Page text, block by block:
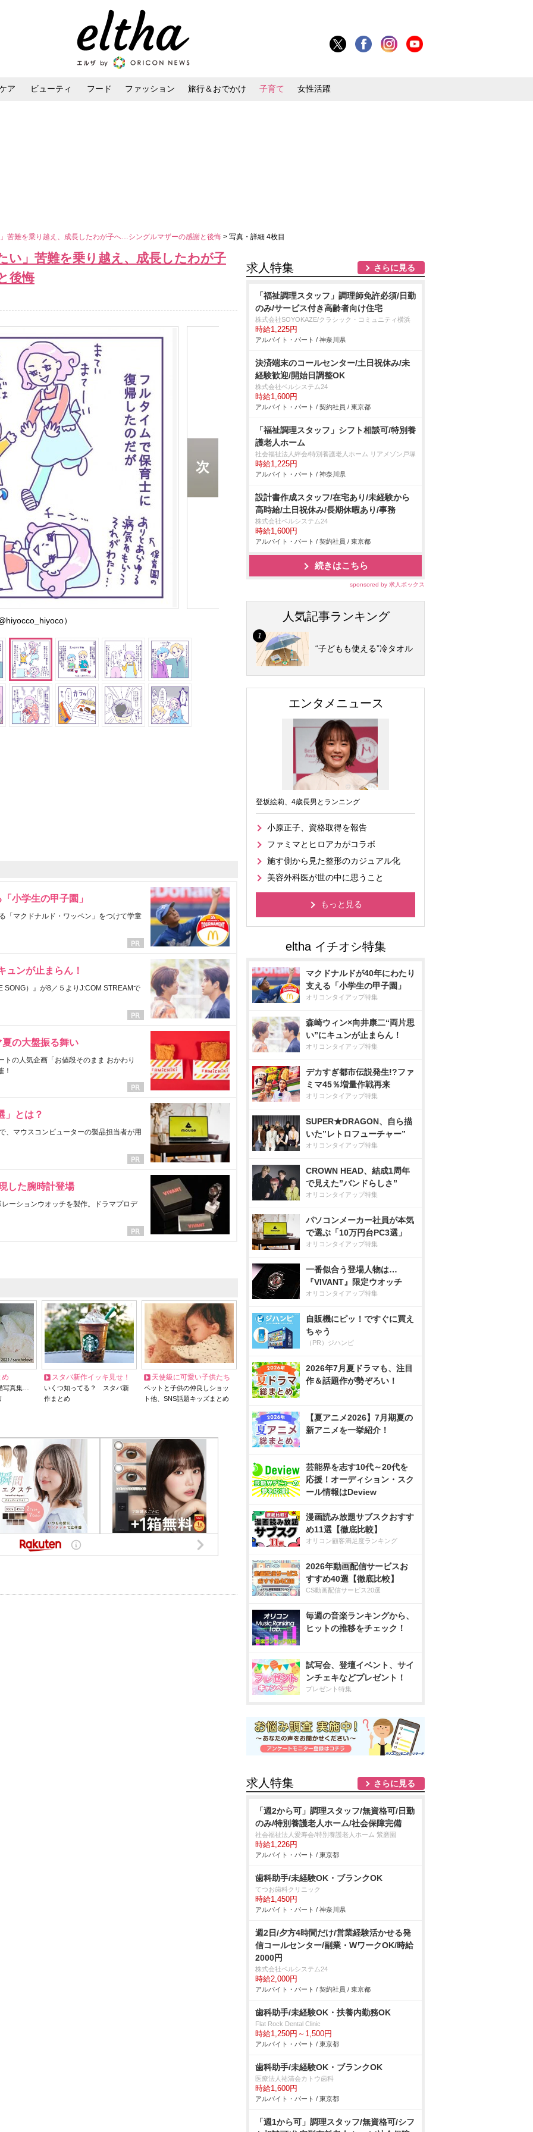
ア ビューティ フード ファッション 旅行＆おでかけ 子育て 女性活躍
苦難を乗り越え、成長したわが子へ…シングルマザーの感謝と後悔 > 写真・詳細 4枚目
い」苦難を乗り越え、成長したわが子
後悔
）
小学生の甲子園」
「マクドナルド・ワッペン」をつけて学童
ュンが止まらん！
SONG）』が8／５よりJ:COM STREAMで
の大盤振る舞い
の人気企画「お値段そのまま おかわり
！
」とは？
、マウスコンピューターの製品担当者が用
した腕時計登場
ーションウオッチを製作。ドラマプロデ
め
写真集…
スタバ新作イッキ見せ！
いくつ知ってる？ スタバ新
作まとめ
天使級に可愛い子供たち
ペットと子供の仲良しショッ
ト他、SNS話題キッズまとめ
求人特集 さらに見る
「福祉調理スタッフ」調理師免許必須/日勤
のみ/サービス付き高齢者向け住宅
株式会社SOYOKAZE/クラシック・コミュニティ横浜
時給1,225円
アルバイト・パート / 神奈川県
決済端末のコールセンター/土日祝休み/未
経験歓迎/開始日調整OK
株式会社ベルシステム24
時給1,600円
アルバイト・パート / 契約社員 / 東京都
「福祉調理スタッフ」シフト相談可/特別養
護老人ホーム
社会福祉法人絆会/特別養護老人ホーム リアメゾン戸塚
時給1,225円
アルバイト・パート / 神奈川県
設計書作成スタッフ/在宅あり/未経験から
高時給/土日祝休み/長期休暇あり/事務
株式会社ベルシステム24
時給1,600円
アルバイト・パート / 契約社員 / 東京都
続きはこちら
sponsored by 求人ボックス
人気記事ランキング
“子どもも使える”冷タオル
エンタメニュース
登坂絵莉、4歳長男とランニング
小原正子、資格取得を報告
ファミマとヒロアカがコラボ
施す側から見た整形のカジュアル化
美容外科医が世の中に思うこと
もっと見る
マクドナルドが40年にわたり
支える「小学生の甲子園」
オリコンタイアップ特集
森崎ウィン×向井康二“両片思
い”にキュンが止まらん！
オリコンタイアップ特集
デカすぎ都市伝説発生!?ファ
ミマ45％増量作戦再来
オリコンタイアップ特集
SUPER★DRAGON、自ら描
いた”レトロフューチャー”
オリコンタイアップ特集
CROWN HEAD、結成1周年
で見えた”バンドらしさ”
オリコンタイアップ特集
パソコンメーカー社員が本気
で選ぶ「10万円台PC3選」
オリコンタイアップ特集
一番似合う登場人物は…
『VIVANT』限定ウオッチ
オリコンタイアップ特集
自販機にピッ！ですぐに買え
ちゃう
（PR）ジハンピ
2026年7月夏ドラマも、注目
作＆話題作が勢ぞろい！
【夏アニメ2026】7月期夏の
新アニメを一挙紹介！
芸能界を志す10代～20代を
応援！オーディション・スク
ール情報はDeview
漫画読み放題サブスクおすす
め11選【徹底比較】
オリコン顧客満足度ランキング
2026年動画配信サービスお
すすめ40選【徹底比較】
CS動画配信サービス20選
毎週の音楽ランキングから、
ヒットの推移をチェック！
試写会、登壇イベント、サイ
ンチェキなどプレゼント！
プレゼント特集
求人特集 さらに見る
「週2から可」調理スタッフ/無資格可/日勤
のみ/特別養護老人ホーム/社会保障完備
社会福祉法人愛寿会/特別養護老人ホーム 紫磨園
時給1,226円
アルバイト・パート / 東京都
歯科助手/未経験OK・ブランクOK
てつお歯科クリニック
時給1,450円
アルバイト・パート / 神奈川県
週2日/夕方4時間だけ/営業経験活かせる発
信コールセンター/副業・WワークOK/時給
2000円
株式会社ベルシステム24
時給2,000円
アルバイト・パート / 契約社員 / 東京都
歯科助手/未経験OK・扶養内勤務OK
Flat Rock Dental Clinic
時給1,250円～1,500円
アルバイト・パート / 東京都
歯科助手/未経験OK・ブランクOK
医療法人祐清会カトウ歯科
時給1,600円
アルバイト・パート / 東京都
「週1から可」調理スタッフ/無資格可/シフ